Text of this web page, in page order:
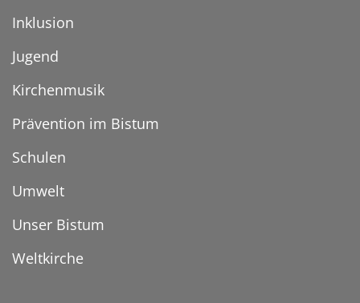
Inklusion
Jugend
Kirchenmusik
Prävention im Bistum
Schulen
Umwelt
Unser Bistum
Weltkirche